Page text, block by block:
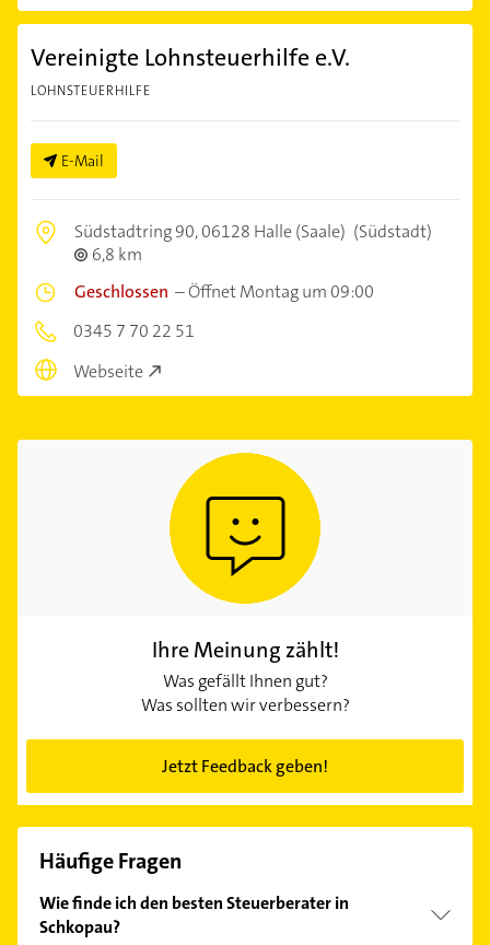
Vereinigte Lohnsteuerhilfe e.V.
LOHNSTEUERHILFE
E-Mail
Südstadtring 90,06128 Halle (Saale) (Südstadt)
6,8 km
Geschlossen –Öffnet Montag um 09:00
0345 7 70 22 51
Webseite
Ihre Meinung zählt!
Was gefällt Ihnen gut?
Was sollten wir verbessern?
Jetzt Feedback geben!
Häufige Fragen
Wie finde ich den besten Steuerberater in
Schkopau?